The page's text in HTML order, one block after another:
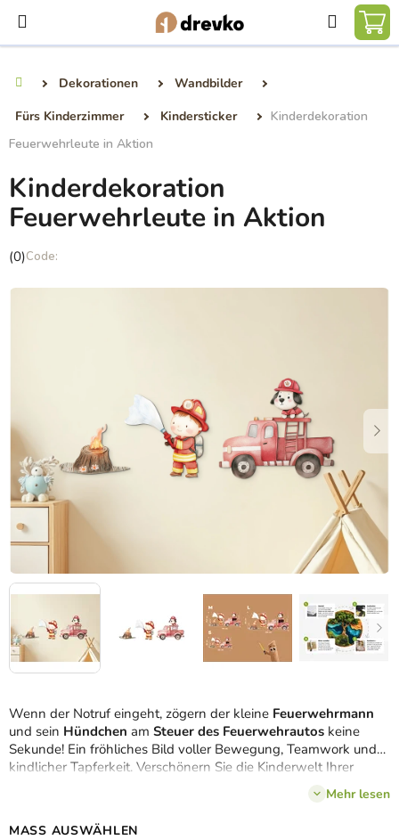
Inhalt
springen
Suchen
Dekorationen
Wandbilder
Fürs Kinderzimmer
Kindersticker
Kinderdekoration
Feuerwehrleute in Aktion
Wenn der Notruf eingeht, zögern der kleine Feuerwehrmann
und sein Hündchen am Steuer des Feuerwehrautos keine
Sekunde! Ein fröhliches Bild voller Bewegung, Teamwork und
kindlicher Tapferkeit. Verschönern Sie die Kinderwelt Ihrer
Mehr lesen
MASS AUSWÄHLEN
Kinderdekoration
Feuerwehrleute in Aktion
Die
Produktbewertung
(0)